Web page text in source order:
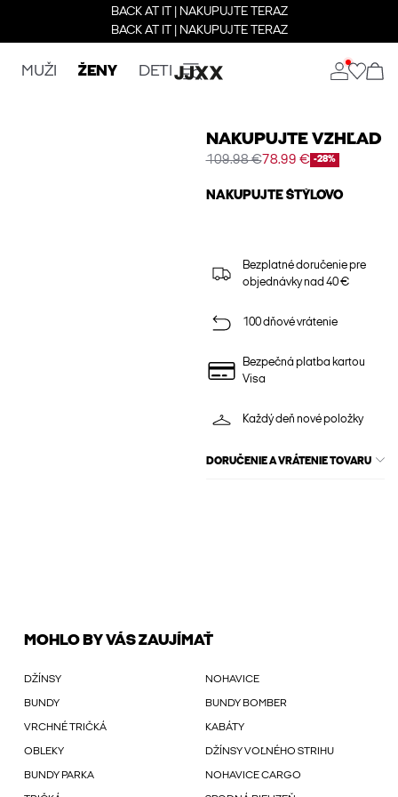
BACK AT IT | NAKUPUJTE TERAZ
BACK AT IT | NAKUPUJTE TERAZ
MUŽI ŽENY DETI
NAKUPUJTE VZHĽAD
109.98 €78.99 € -28%
NAKUPUJTE ŠTÝLOVO
Bezplatné doručenie pre
objednávky nad 40 €
100 dňové vrátenie
Bezpečná platba kartou
Visa
Každý deň nové položky
DORUČENIE A VRÁTENIE TOVARU
MOHLO BY VÁS ZAUJÍMAŤ
DŽÍNSY NOHAVICE
BUNDY BUNDY BOMBER
VRCHNÉ TRIČKÁ KABÁTY
OBLEKY DŽÍNSY VOĽNÉHO STRIHU
BUNDY PARKA NOHAVICE CARGO